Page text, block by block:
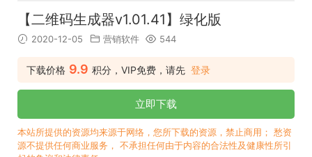
【二维码生成器v1.01.41】绿化版
2020-12-05 营销软件 544
下载价格 9.9 积分，VIP免费，请先 登录
立即下载
本站所提供的资源均来源于网络，您所下载的资源，禁止商用； 愁资
源不提供任何商业服务， 不承担任何由于内容的合法性及健康性所引